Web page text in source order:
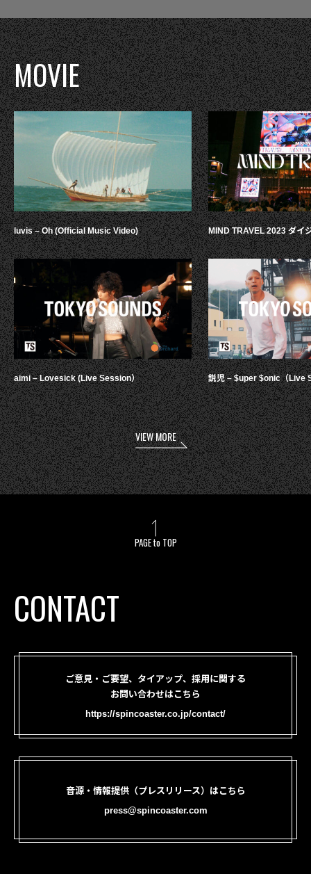
MOVIE
luvis – Oh (Official Music Video)
aimi – Lovesick (Live Session）
MIND TRAVEL 2023 ダイ
鋭児 – $uper $onic（Live
VIEW MORE
PAGE to TOP
CONTACT
ご意見・ご要望、タイアップ、採用に関する
お問い合わせはこちら
https://spincoaster.co.jp/contact/
音源・情報提供（プレスリリース）はこちら
press@spincoaster.com